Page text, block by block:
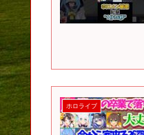
ホロライブ